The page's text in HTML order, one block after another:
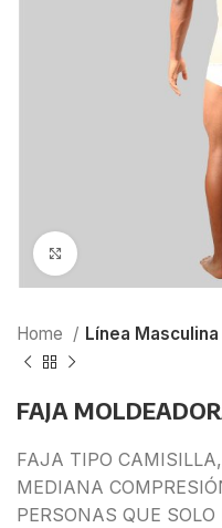
Home Línea Masculina
FAJA
FAJA TIPO
MEDIANA
PERSONAS QUE